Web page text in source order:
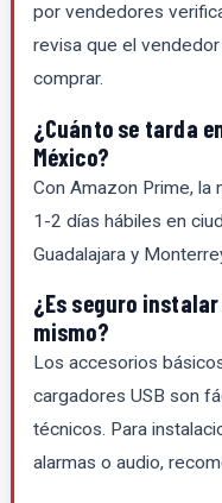
por vendedores
revisa que el
comprar.
¿Cuánto se tarda
México?
Con Amazon Prime, la
1-2 días hábiles en
Guadalajara y
¿Es seguro
mismo?
Los accesorios
cargadores USB son
técnicos. Para
alarmas o audio,